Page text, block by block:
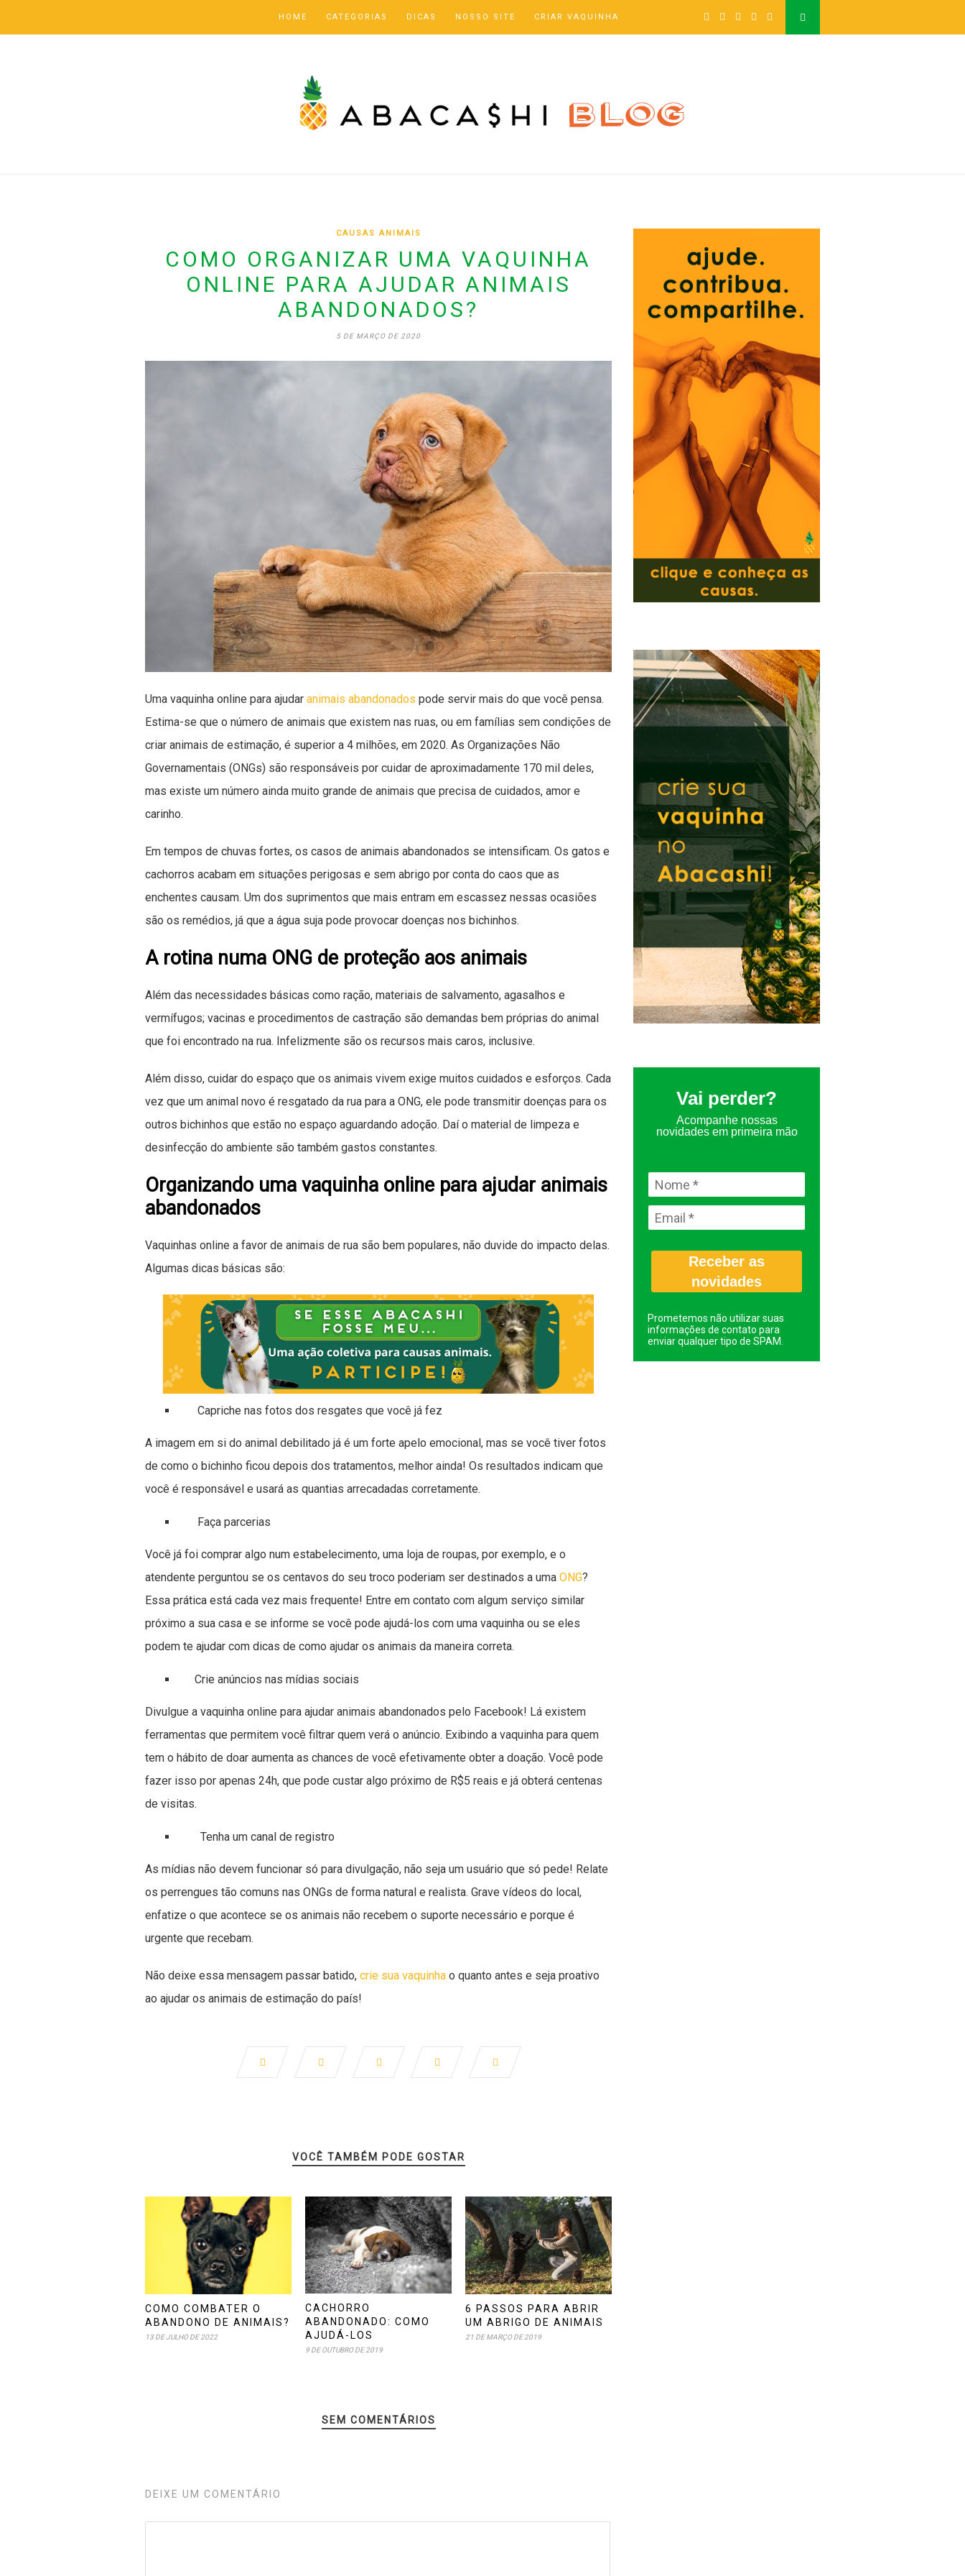
HOME CATEGORIAS DICAS NOSSO SITE CRIAR VAQUINHA
CAUSAS ANIMAIS
COMO ORGANIZAR UMA VAQUINHA
ONLINE PARA AJUDAR ANIMAIS
ABANDONADOS?
5 DE MARÇO DE 2020
Uma vaquinha online para ajudar animais abandonados pode servir mais do que você pensa.
Estima-se que o número de animais que existem nas ruas, ou em famílias sem condições de
criar animais de estimação, é superior a 4 milhões, em 2020. As Organizações Não
Governamentais (ONGs) são responsáveis por cuidar de aproximadamente 170 mil deles,
mas existe um número ainda muito grande de animais que precisa de cuidados, amor e
carinho.
Em tempos de chuvas fortes, os casos de animais abandonados se intensificam. Os gatos e
cachorros acabam em situações perigosas e sem abrigo por conta do caos que as
enchentes causam. Um dos suprimentos que mais entram em escassez nessas ocasiões
são os remédios, já que a água suja pode provocar doenças nos bichinhos.
A rotina numa ONG de proteção aos animais
Além das necessidades básicas como ração, materiais de salvamento, agasalhos e
vermífugos; vacinas e procedimentos de castração são demandas bem próprias do animal
que foi encontrado na rua. Infelizmente são os recursos mais caros, inclusive.
Além disso, cuidar do espaço que os animais vivem exige muitos cuidados e esforços. Cada
vez que um animal novo é resgatado da rua para a ONG, ele pode transmitir doenças para os
outros bichinhos que estão no espaço aguardando adoção. Daí o material de limpeza e
desinfecção do ambiente são também gastos constantes.
Organizando uma vaquinha online para ajudar animais
abandonados
Vaquinhas online a favor de animais de rua são bem populares, não duvide do impacto delas.
Algumas dicas básicas são:
Capriche nas fotos dos resgates que você já fez
A imagem em si do animal debilitado já é um forte apelo emocional, mas se você tiver fotos
de como o bichinho ficou depois dos tratamentos, melhor ainda! Os resultados indicam que
você é responsável e usará as quantias arrecadadas corretamente.
Faça parcerias
Você já foi comprar algo num estabelecimento, uma loja de roupas, por exemplo, e o
atendente perguntou se os centavos do seu troco poderiam ser destinados a uma ONG?
Essa prática está cada vez mais frequente! Entre em contato com algum serviço similar
próximo a sua casa e se informe se você pode ajudá-los com uma vaquinha ou se eles
podem te ajudar com dicas de como ajudar os animais da maneira correta.
Crie anúncios nas mídias sociais
Divulgue a vaquinha online para ajudar animais abandonados pelo Facebook! Lá existem
ferramentas que permitem você filtrar quem verá o anúncio. Exibindo a vaquinha para quem
tem o hábito de doar aumenta as chances de você efetivamente obter a doação. Você pode
fazer isso por apenas 24h, que pode custar algo próximo de R$5 reais e já obterá centenas
de visitas.
Tenha um canal de registro
As mídias não devem funcionar só para divulgação, não seja um usuário que só pede! Relate
os perrengues tão comuns nas ONGs de forma natural e realista. Grave vídeos do local,
enfatize o que acontece se os animais não recebem o suporte necessário e porque é
urgente que recebam.
Não deixe essa mensagem passar batido, crie sua vaquinha o quanto antes e seja proativo
ao ajudar os animais de estimação do país!
VOCÊ TAMBÉM PODE GOSTAR
COMO COMBATER O
ABANDONO DE ANIMAIS?
13 DE JULHO DE 2022
CACHORRO
ABANDONADO: COMO
AJUDÁ-LOS
9 DE OUTUBRO DE 2019
6 PASSOS PARA ABRIR
UM ABRIGO DE ANIMAIS
21 DE MARÇO DE 2019
SEM COMENTÁRIOS
DEIXE UM COMENTÁRIO
Vai perder?
Acompanhe nossas
novidades em primeira mão
Receber as
novidades
Prometemos não utilizar suas
informações de contato para
enviar qualquer tipo de SPAM.